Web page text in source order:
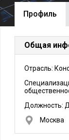
Профиль
Общая
Отрасль:
Должность:
Москва